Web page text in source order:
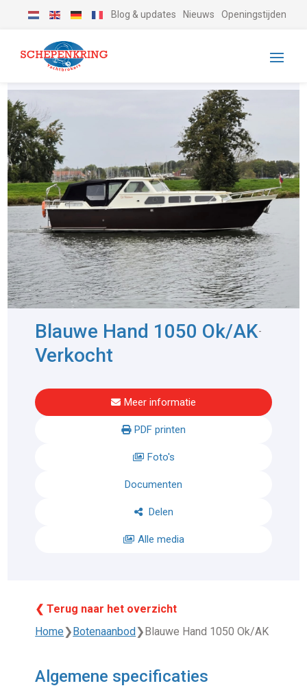
Blog & updates Nieuws Openingstijden
Blauwe Hand 1050 Ok/AK-
Verkocht
Meer informatie
PDF printen
Foto's
Documenten
Delen
Alle media
❮ Terug naar het overzicht
Home❯ Botenaanbod ❯ Blauwe Hand 1050 Ok/AK
Algemene specificaties